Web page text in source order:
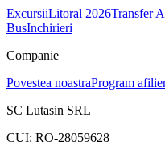
ExcursiiLitoral 2026Transfer
BusInchirieri
Companie
Povestea noastraProgram
SC Lutasin SRL
CUI: RO-28059628